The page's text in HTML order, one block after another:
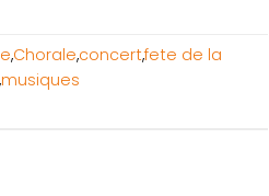
,Chorale,concert,fete de la
,musiques